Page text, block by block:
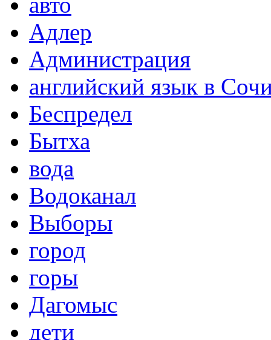
Адлер
Администрация
английский язык в
Беспредел
Бытха
вода
Водоканал
Выборы
город
горы
Дагомыс
дети